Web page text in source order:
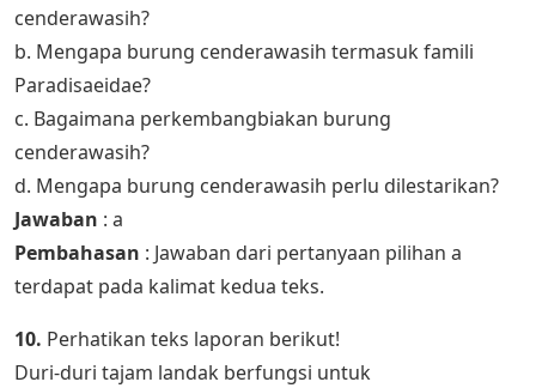
cenderawasih?
b. Mengapa burung cenderawasih termasuk famili
Paradisaeidae?
c. Bagaimana perkembangbiakan burung
cenderawasih?
d. Mengapa burung cenderawasih perlu dilestarikan?
Jawaban : a
Pembahasan : Jawaban dari pertanyaan pilihan a
terdapat pada kalimat kedua teks.
10. Perhatikan teks laporan berikut!
Duri-duri tajam landak berfungsi untuk